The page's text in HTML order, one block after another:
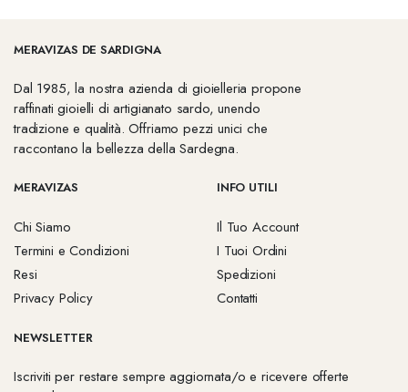
MERAVIZAS DE SARDIGNA
Dal 1985, la nostra azienda di gioielleria propone
raffinati gioielli di artigianato sardo, unendo
tradizione e qualità. Offriamo pezzi unici che
raccontano la bellezza della Sardegna.
MERAVIZAS
Chi Siamo
Termini e Condizioni
Resi
Privacy Policy
INFO UTILI
Il Tuo Account
I Tuoi Ordini
Spedizioni
Contatti
NEWSLETTER
Iscriviti per restare sempre aggiornata/o e ricevere offerte